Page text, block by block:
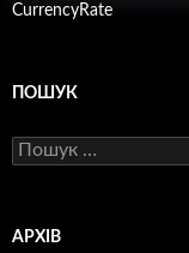
CurrencyRate
ПОШУК
Пошук:
АРХІВ